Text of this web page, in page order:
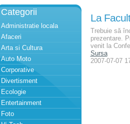
Categorii
Administratie locala
Afaceri
Arta si Cultura
Auto Moto
Corporative
Divertisment
Ecologie
Entertainment
Foto
La
Trebuie să
prezentare.
venit la
Sursa
2007-07-07